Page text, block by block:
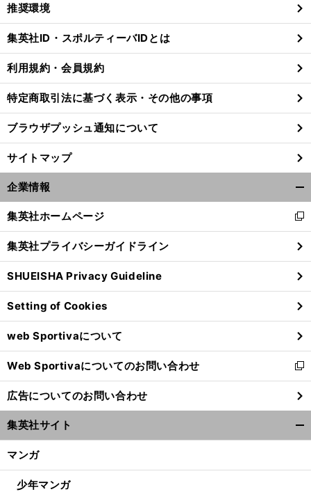
閉
る
推奨環境
集英社ID・スポルティーバIDとは
利用規約・会員規約
特定商取引法に基づく表示・その他の事項
ブラウザプッシュ通知について
サイトマップ
企業情報
閉
る
集英社ホームページ
新
し
い
ウ
ィ
ン
ド
ウ
で
開
く
集英社プライバシーガイドライン
SHUEISHA Privacy Guideline
Setting of Cookies
web Sportivaについて
Web Sportivaについてのお問い合わせ
新
し
い
ウ
ィ
ン
ウ
広告についてのお問い合わせ
集英社サイト
マンガ
少年マンガ